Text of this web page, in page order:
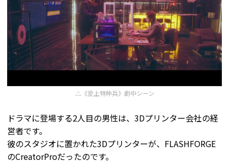
△《爱上特种兵》劇中シーン
ドラマに登場する2人目の男性は、3Dプリンター会社の経
営者です。
彼のスタジオに置かれた3Dプリンターが、FLASHFORGE
のCreatorProだったのです。